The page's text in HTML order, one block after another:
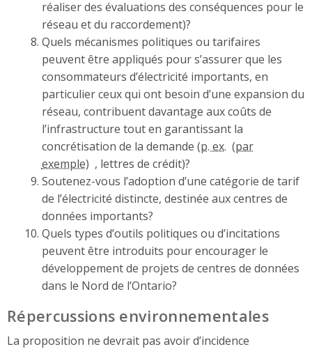
réaliser des évaluations des conséquences pour le
réseau et du raccordement)?
Quels mécanismes politiques ou tarifaires
peuvent être appliqués pour s’assurer que les
consommateurs d’électricité importants, en
particulier ceux qui ont besoin d’une expansion du
réseau, contribuent davantage aux coûts de
l’infrastructure tout en garantissant la
concrétisation de la demande (p. ex.
, lettres de crédit)?
Soutenez-vous l’adoption d’une catégorie de tarif
de l’électricité distincte, destinée aux centres de
données importants?
Quels types d’outils politiques ou d’incitations
peuvent être introduits pour encourager le
développement de projets de centres de données
dans le Nord de l’Ontario?
Répercussions environnementales
La proposition ne devrait pas avoir d’incidence